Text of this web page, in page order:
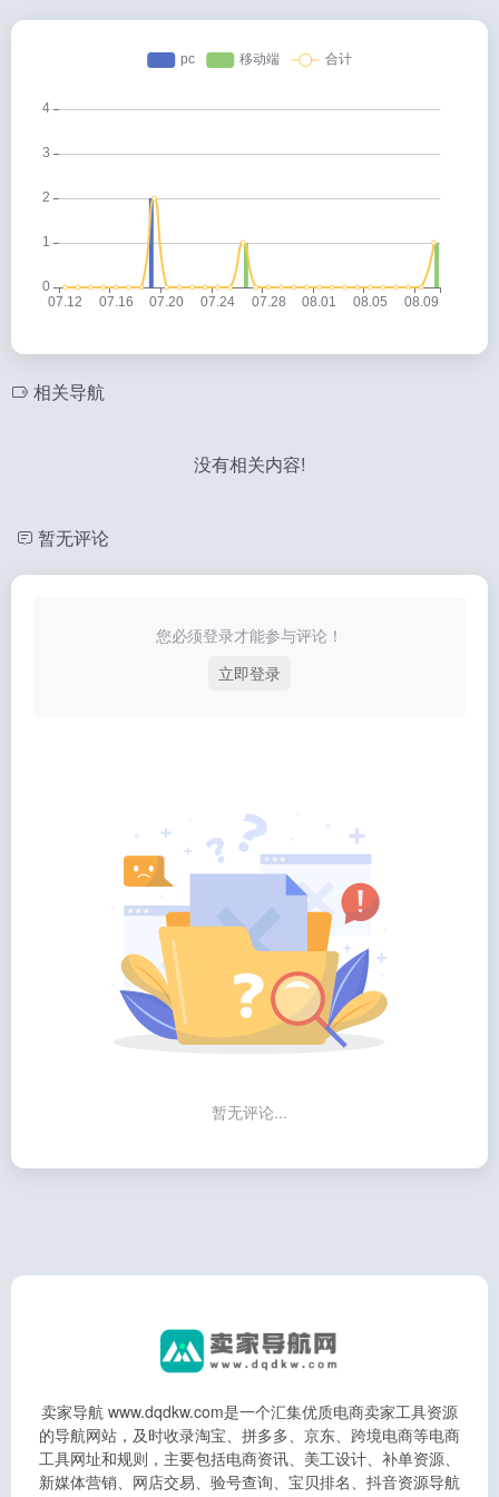
相关导航
没有相关内容!
暂无评论
您必须登录才能参与评论！
立即登录
暂无评论...
卖家导航 www.dqdkw.com是一个汇集优质电商卖家工具资源
的导航网站，及时收录淘宝、拼多多、京东、跨境电商等电商
工具网址和规则，主要包括电商资讯、美工设计、补单资源、
新媒体营销、网店交易、验号查询、宝贝排名、抖音资源导航